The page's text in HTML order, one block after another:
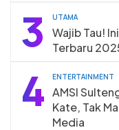
3 UTAMA
Wajib Tau!
Terbaru
4 ENTERTAINMENT
AMSI
Kate, Tak
Media